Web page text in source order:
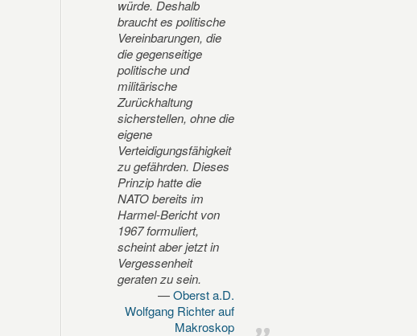
würde. Deshalb
braucht es politische
Vereinbarungen, die
die gegenseitige
politische und
militärische
Zurückhaltung
sicherstellen, ohne die
eigene
Verteidigungsfähigkeit
zu gefährden. Dieses
Prinzip hatte die
NATO bereits im
Harmel-Bericht von
1967 formuliert,
scheint aber jetzt in
Vergessenheit
geraten zu sein.
Oberst a.D.
Wolfgang Richter auf
Makroskop